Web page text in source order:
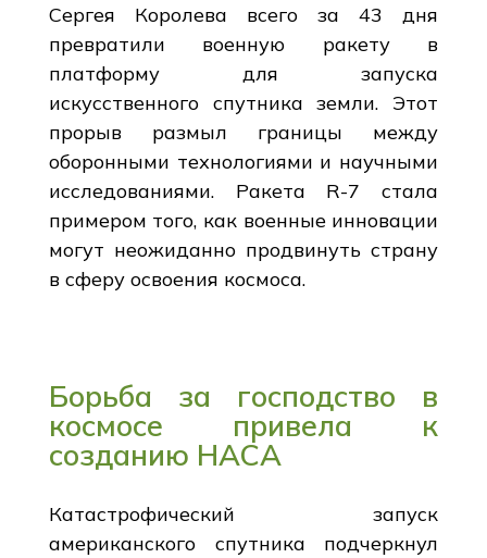
Сергея Королева всего за 43 дня
превратили военную ракету в
платформу для запуска
искусственного спутника земли. Этот
прорыв размыл границы между
оборонными технологиями и научными
исследованиями. Ракета R-7 стала
примером того, как военные инновации
могут неожиданно продвинуть страну
в сферу освоения космоса.
Борьба за господство в
космосе привела к
созданию НАСА
Катастрофический запуск
американского спутника подчеркнул